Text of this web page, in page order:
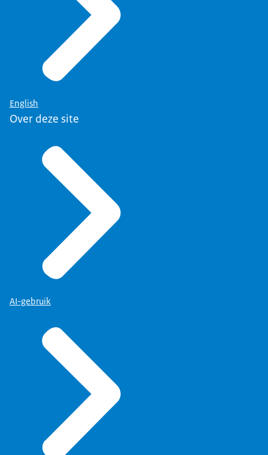
English
Over deze site
AI-gebruik